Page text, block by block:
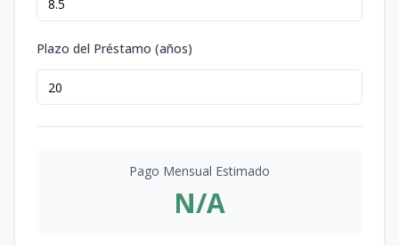
Plazo del Préstamo (años)
Pago Mensual Estimado
N/A